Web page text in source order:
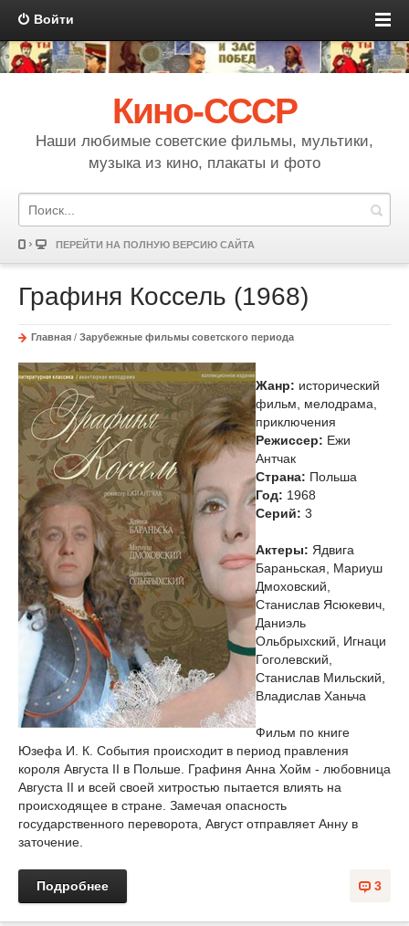
Войти
Кино-СССР
Наши любимые советские фильмы, мультики,
музыка из кино, плакаты и фото
ПЕРЕЙТИ НА ПОЛНУЮ ВЕРСИЮ САЙТА
Графиня Коссель (1968)
Главная / Зарубежные фильмы советского периода
Жанр: исторический
фильм, мелодрама,
приключения
Режиссер: Ежи
Антчак
Страна: Польша
Год: 1968
Cерий: 3
Актеры: Ядвига
Бараньская, Мариуш
Дмоховский,
Станислав Ясюкевич,
Даниэль
Ольбрыхский, Игнаци
Гоголевский,
Станислав Мильский,
Владислав Ханьча
Фильм по книге
Юзефа И. К. События происходит в период правления
короля Августа II в Польше. Графиня Анна Хойм - любовница
Августа II и всей своей хитростью пытается влиять на
происходящее в стране. Замечая опасность
государственного переворота, Август отправляет Анну в
заточение.
3
Подробнее